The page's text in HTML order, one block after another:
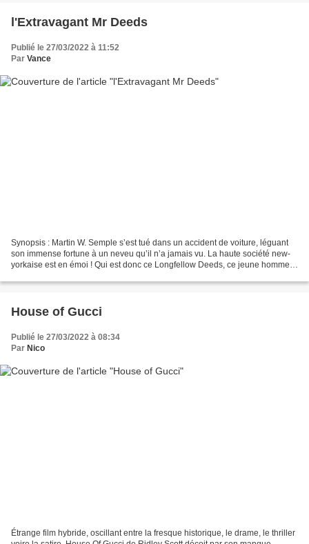
l'Extravagant Mr Deeds
Publié le 27/03/2022 à 11:52
Par Vance
Synopsis : Martin W. Semple s’est tué dans un accident de voiture, léguant
son immense fortune à un neveu qu’il n’a jamais vu. La haute société new-
yorkaise est en émoi ! Qui est donc ce Longfellow Deeds, ce jeune homme
House of Gucci
Publié le 27/03/2022 à 08:34
Par Nico
Étrange film hybride, oscillant entre la fresque historique, le drame, le thriller